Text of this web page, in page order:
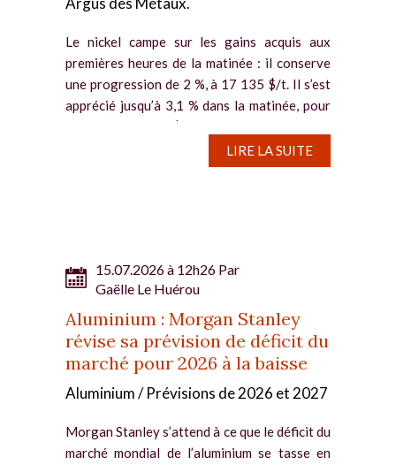
Le nickel campe sur les gains acquis aux
premières heures de la matinée : il conserve
une progression de 2 %, à 17 135 $/t. Il s’est
apprécié jusqu’à 3,1 % dans la matinée, pour
LIRE LA SUITE
15.07.2026 à 12h26 Par
Gaëlle Le Huérou
Aluminium : Morgan Stanley
révise sa prévision de déficit du
marché pour 2026 à la baisse
Aluminium / Prévisions de 2026 et 2027
Morgan Stanley s’attend à ce que le déficit du
marché mondial de l’aluminium se tasse en